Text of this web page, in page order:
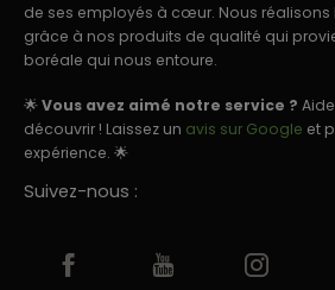
de ses employés à cœur. Nous réalisons
grâce à nos produits de qualité qui
boréale qui nous entoure.
🌟Vous avez aimé notre service ?
découvrir ! Laissez un avis sur Google et
expérience. 🌟
Suivez-nous :